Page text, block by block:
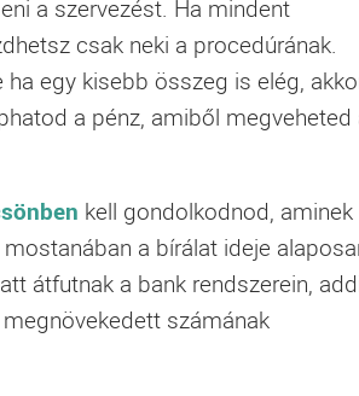
a szervezést. Ha mindent
csak neki a procedúrának.
egy kisebb összeg is elég,
a pénz, amiből megveheted
kell gondolkodnod, aminek
a bírálat ideje
átfutnak a bank rendszerein,
megnövekedett számának